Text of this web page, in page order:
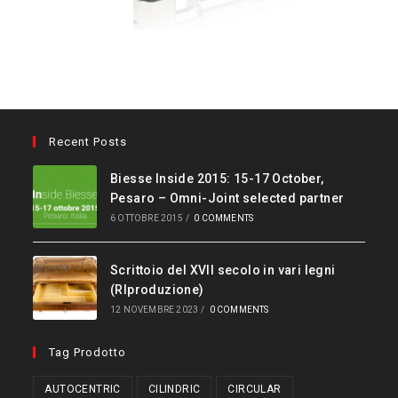
Recent Posts
Biesse Inside 2015: 15-17 October,
Pesaro – Omni-Joint selected partner
6 OTTOBRE 2015 / 0 COMMENTS
Scrittoio del XVII secolo in vari legni
(RIproduzione)
12 NOVEMBRE 2023 / 0 COMMENTS
Tag Prodotto
AUTOCENTRIC CILINDRIC CIRCULAR